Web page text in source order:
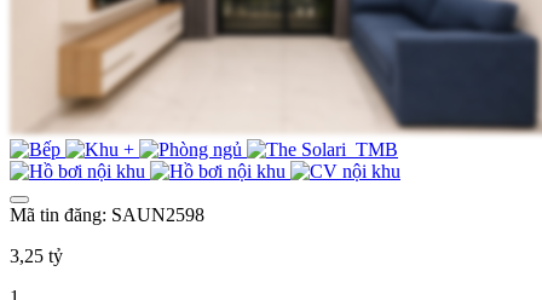
Mã tin đăng: SAUN2598
3,25 tỷ